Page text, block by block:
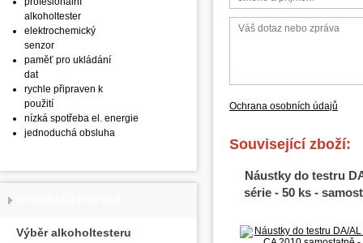
Ochrana osobních údajů
Související zboží:
Náustky do testru
série - 50 ks -
alkoholtester
elektrochemický
senzor
paměť pro ukládání
dat
rychle připraven k
použití
nízká spotřeba el. energie
jednoduchá obsluha
Výběr alkoholtesteru